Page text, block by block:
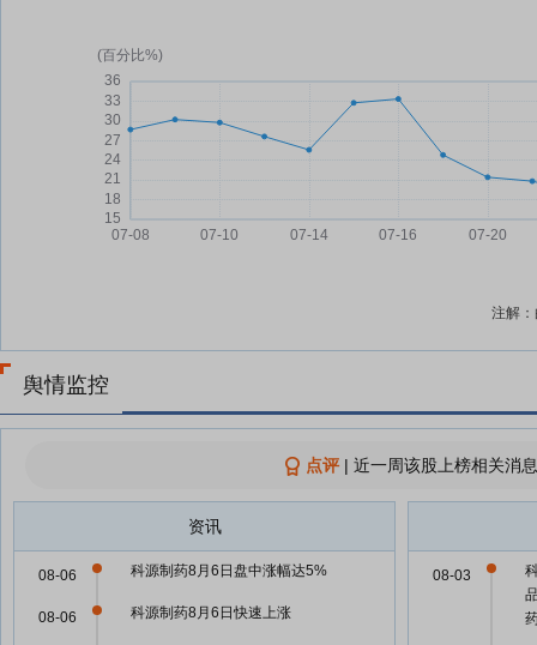
注解
舆情监控
点评| 近一周该股上榜相关消
资讯
科源制药8月6日盘中涨幅达5%
08-06
科源制药8月6日快速上涨
08-06
08-03